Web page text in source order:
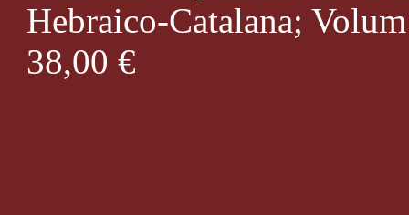
Hebraico-Catalana;
38,00 €